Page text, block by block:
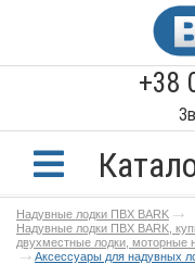
Надувные лодки ПВХ BARK
Надувные лодки ПВХ BARK,
двухместные лодки, моторные
Аксессуары для надувных
+38